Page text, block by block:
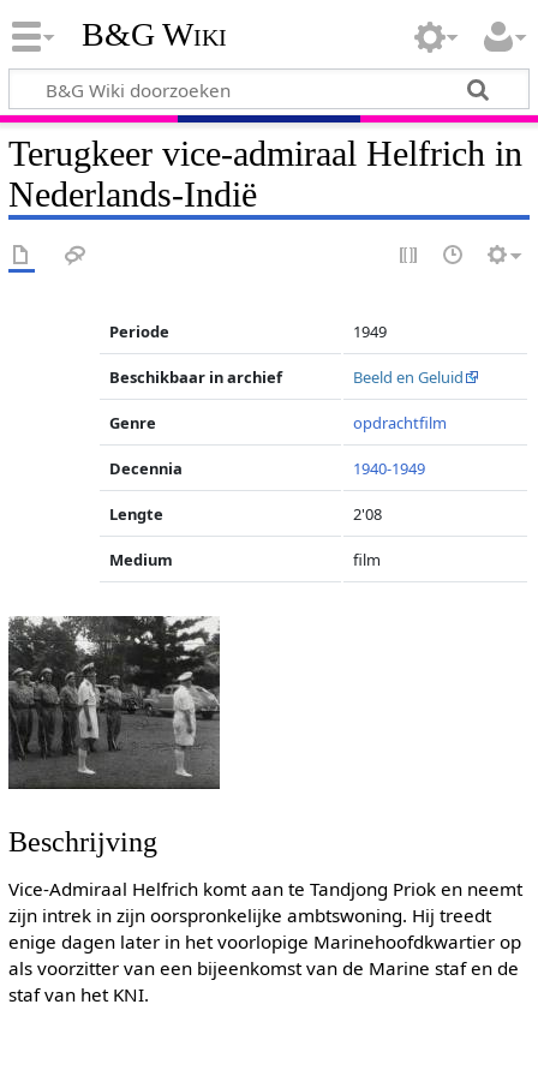
B&G Wiki
Terugkeer vice-admiraal Helfrich in
Nederlands-Indië
Periode 1949
Beschikbaar in archief Beeld en Geluid
Genre opdrachtfilm
Decennia 1940-1949
Lengte 2'08
Medium film
Beschrijving
Vice-Admiraal Helfrich komt aan te Tandjong Priok en neemt
zijn intrek in zijn oorspronkelijke ambtswoning. Hij treedt
enige dagen later in het voorlopige Marinehoofdkwartier op
als voorzitter van een bijeenkomst van de Marine staf en de
staf van het KNI.